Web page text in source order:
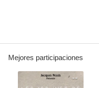
Mejores participaciones
--